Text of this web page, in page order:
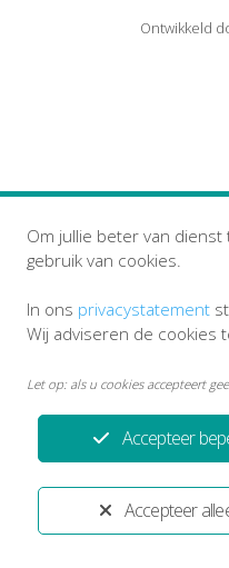
Ontwikkeld
Accepteer
Accepteer
Om jullie beter van
gebruik van cookies.
In ons privacystatement
Wij adviseren de cookies
Let op: als u cookies accepteert